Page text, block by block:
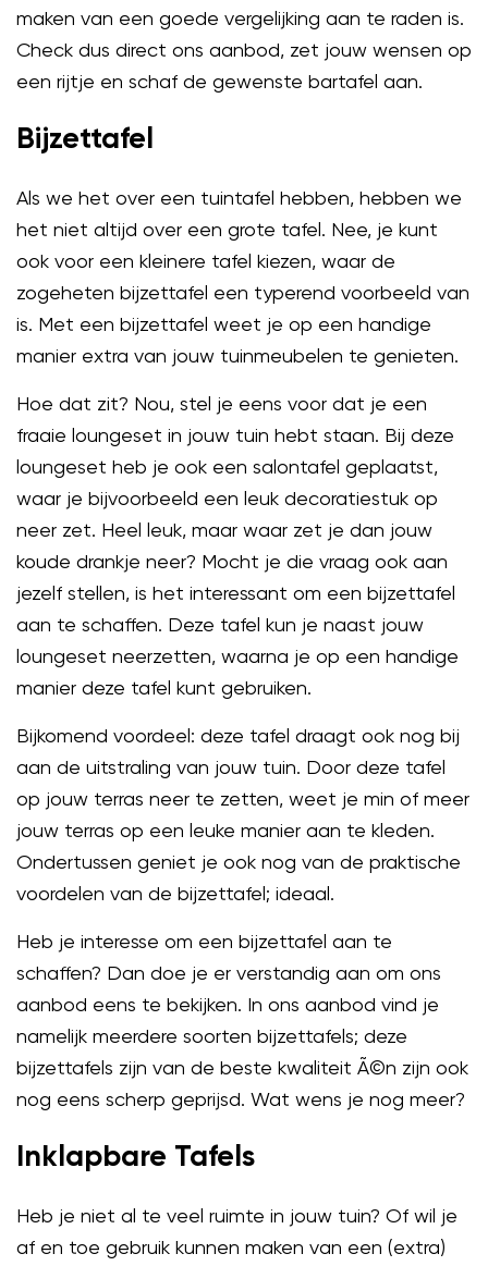
maken van een goede vergelijking aan te raden is.
Check dus direct ons aanbod, zet jouw wensen op
een rijtje en schaf de gewenste bartafel aan.
Bijzettafel
Als we het over een tuintafel hebben, hebben we
het niet altijd over een grote tafel. Nee, je kunt
ook voor een kleinere tafel kiezen, waar de
zogeheten bijzettafel een typerend voorbeeld van
is. Met een bijzettafel weet je op een handige
manier extra van jouw tuinmeubelen te genieten.
Hoe dat zit? Nou, stel je eens voor dat je een
fraaie loungeset in jouw tuin hebt staan. Bij deze
loungeset heb je ook een salontafel geplaatst,
waar je bijvoorbeeld een leuk decoratiestuk op
neer zet. Heel leuk, maar waar zet je dan jouw
koude drankje neer? Mocht je die vraag ook aan
jezelf stellen, is het interessant om een bijzettafel
aan te schaffen. Deze tafel kun je naast jouw
loungeset neerzetten, waarna je op een handige
manier deze tafel kunt gebruiken.
Bijkomend voordeel: deze tafel draagt ook nog bij
aan de uitstraling van jouw tuin. Door deze tafel
op jouw terras neer te zetten, weet je min of meer
jouw terras op een leuke manier aan te kleden.
Ondertussen geniet je ook nog van de praktische
voordelen van de bijzettafel; ideaal.
Heb je interesse om een bijzettafel aan te
schaffen? Dan doe je er verstandig aan om ons
aanbod eens te bekijken. In ons aanbod vind je
namelijk meerdere soorten bijzettafels; deze
bijzettafels zijn van de beste kwaliteit Ã©n zijn ook
nog eens scherp geprijsd. Wat wens je nog meer?
Inklapbare Tafels
Heb je niet al te veel ruimte in jouw tuin? Of wil je
af en toe gebruik kunnen maken van een (extra)